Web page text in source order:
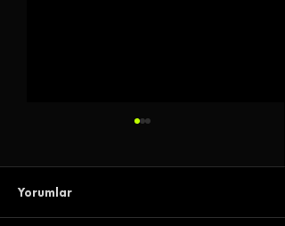
Yorumlar